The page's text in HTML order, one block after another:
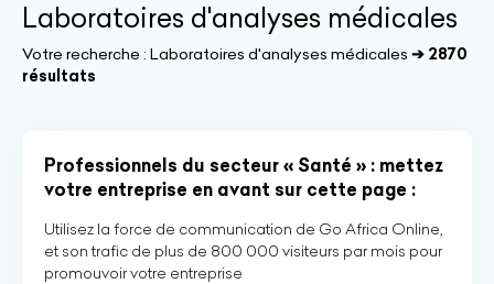
Laboratoires d'analyses médicales
Votre recherche : Laboratoires d'analyses médicales ➔ 2870
résultats
Professionnels du secteur « Santé » : mettez
votre entreprise en avant sur cette page :
Utilisez la force de communication de Go Africa Online,
et son trafic de plus de 800 000 visiteurs par mois pour
promouvoir votre entreprise